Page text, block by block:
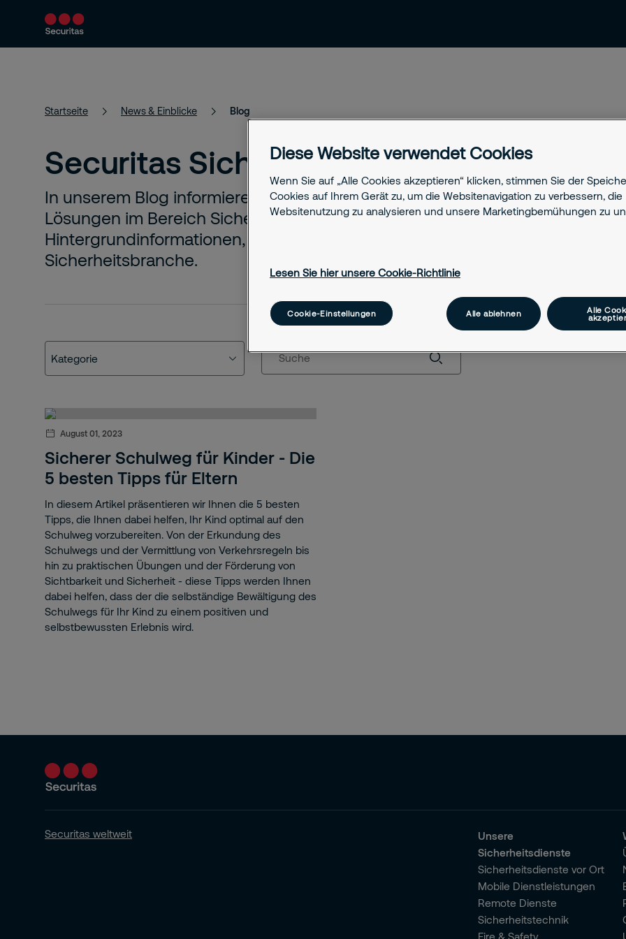
Produkte & Services Sicherheitslösungen News & Einblicke Kontakt & Support
Startseite News & Einblicke Blog
Securitas Sicherheitsdienst: Blog
In unserem Blog informieren wir über Trends, neue Technologien und
Lösungen im Bereich Sicherheit. Zudem finden Sie hier spannende
Hintergrundinformationen, Tipps und Beiträge zu aktuellen Themen der
Sicherheitsbranche.
Kategorie
Kategorie
Praxisbeispiel
Sicherheitstechnik
Nachhaltigkeit
Events
Public Affairs
Branchen
August 01, 2023
Sicherer Schulweg für Kinder - Die
5 besten Tipps für Eltern
In diesem Artikel präsentieren wir Ihnen die 5 besten
Tipps, die Ihnen dabei helfen, Ihr Kind optimal auf den
Schulweg vorzubereiten. Von der Erkundung des
Schulwegs und der Vermittlung von Verkehrsregeln bis
hin zu praktischen Übungen und der Förderung von
Sichtbarkeit und Sicherheit - diese Tipps werden Ihnen
dabei helfen, dass der die selbständige Bewältigung des
Schulwegs für Ihr Kind zu einem positiven und
selbstbewussten Erlebnis wird.
Securitas weltweit
Unsere
Sicherheitsdienste
Sicherheitsdienste vor Ort
Mobile Dienstleistungen
Remote Dienste
Sicherheitstechnik
Fire & Safety
Diese Website verwendet Cookies
Wenn Sie auf „Alle Cookies akzeptieren“ klicken, stimmen Sie der
Cookies auf Ihrem Gerät zu, um die Websitenavigation zu verbessern, die
Websitenutzung zu analysieren und unsere Marketingbemühungen zu
Lesen Sie hier unsere Cookie-Richtlinie
Cookie-Einstellungen Alle ablehnen
Alle